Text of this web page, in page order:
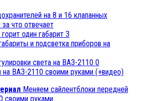
на 8 и 16 клапанных
что отвечает
3
и подсветка приборов на
0
ВАЗ-2110 своими руками (+видео)
Меняем сайлентблоки передней
своими руками